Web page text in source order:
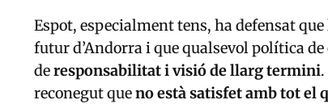
Espot, especialment tens, ha defensat que
futur d’Andorra i que qualsevol política
deresponsabilitat i visió de llarg termini
reconegut queno està satisfet amb tot el